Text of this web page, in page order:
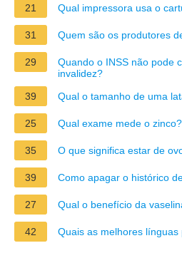
21 Qual impressora usa o
31 Quem são os produtores
29
Quando o INSS não pode
invalidez?
39
Qual o tamanho de uma
25 Qual exame mede o zinco?
35 O que significa estar de
39 Como apagar o histórico
27 Qual o benefício da
42 Quais as melhores